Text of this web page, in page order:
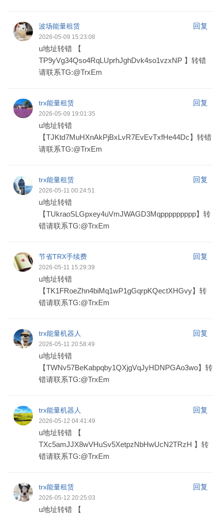
波场能量租赁 回复
2026-05-09 15:23:08
u地址转错 【
TP9yVg34Qso4RqLUprhJghDvk4so1vzxNP 】转错
请联系TG:@TrxEm
trx能量租赁 回复
2026-05-09 19:01:35
u地址转错
【TJKtd7MuHXnAkPjBxLvR7EvEvTxfHe44Dc】转错
请联系TG:@TrxEm
trx能量租赁 回复
2026-05-11 00:24:51
u地址转错
【TUkraoSLGpxey4uVmJWAGD3Mqppppppppp】转
错请联系TG:@TrxEm
节省TRX手续费 回复
2026-05-11 15:29:39
u地址转错
【TK1FRoeZhn4biMq1wP1gGqrpKQectXHGvy】转
错请联系TG:@TrxEm
trx能量机器人 回复
2026-05-11 20:58:49
u地址转错
【TWNv57BeKabpqby1QXjgVqJyHDNPGAo3wo】转
错请联系TG:@TrxEm
trx能量机器人 回复
2026-05-12 04:41:49
u地址转错 【
TXc5amJJX8wVHuSv5XetpzNbHwUcN2TRzH 】转
错请联系TG:@TrxEm
trx能量租赁 回复
2026-05-12 20:25:03
u地址转错 【